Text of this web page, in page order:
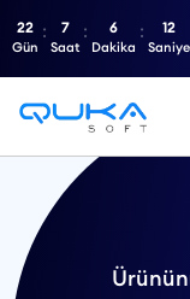
22
Gün
7
Saat
6
Dakika
11
Saniye